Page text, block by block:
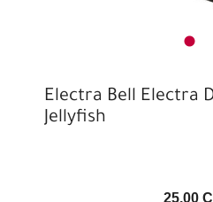
Electra Bell Electra
Jellyfish
25,00